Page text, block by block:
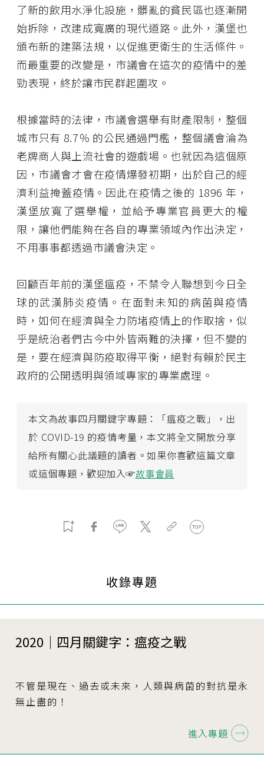
了新的飲用水淨化設施，髒亂的貧民區也逐漸開
始拆除，改建成寬廣的現代道路。此外，漢堡也
頒布新的建築法規，以促進更衛生的生活條件。
而最重要的改變是，市議會在這次的疫情中的差
勁表現，終於讓市民群起圍攻。
根據當時的法律，市議會選舉有財產限制，整個
城市只有 8.7％ 的公民通過門檻，整個議會淪為
老牌商人與上流社會的遊戲場。也就因為這個原
因，市議會才會在疫情爆發初期，出於自己的經
濟利益掩蓋疫情。因此在疫情之後的 1896 年，
漢堡放寬了選舉權，並給予專業官員更大的權
限，讓他們能夠在各自的專業領域內作出決定，
不用事事都透過市議會決定。
回顧百年前的漢堡瘟疫，不禁令人聯想到今日全
球的武漢肺炎疫情。在面對未知的病菌與疫情
時，如何在經濟與全力防堵疫情上的作取捨，似
乎是統治者們古今中外皆兩難的決擇，但不變的
是，要在經濟與防疫取得平衡，絕對有賴於民主
政府的公開透明與領域專家的專業處理。
本文為故事四月關鍵字專題：「瘟疫之戰」，出
於 COVID-19 的疫情考量，本文將全文開放分享
給所有關心此議題的讀者。如果你喜歡這篇文章
或這個專題，歡迎加入☞故事會員
收錄專題
2020｜四月關鍵字：瘟疫之戰
不管是現在、過去或未來，人類與病菌的對抗是永
無止盡的！
進入專題